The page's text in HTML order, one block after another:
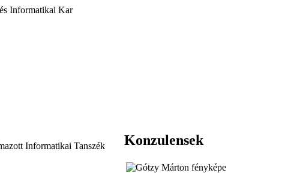
Informatikai Kar
Konzulensek
Informatikai Tanszék